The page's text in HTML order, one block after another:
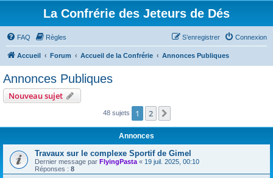
La Confrérie des Jeteurs de Dés
FAQ Règles Connexion
S’enregistrer
Accueil Forum Accueil de la Confrérie Annonces Publiques
Annonces Publiques
Nouveau sujet
48 sujets 1 2
Annonces
Travaux sur le complexe Sportif de Gimel
Dernier message par FlyingPasta « 19 juil. 2025, 00:10
Réponses : 8